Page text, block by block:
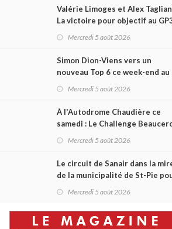
Valérie Limoges et Alex
La victoire pour objectif au
dans trois séries différentes
Mercredi 5 août 2026
Simon Dion-Viens vers un
nouveau Top 6 ce week-end au
GP3R, en série NASCAR Canada
Mercredi 5 août 2026
À l'Autodrome Chaudière ce
samedi : Le Challenge
200 pourrait bouleverser le
Mercredi 5 août 2026
Le circuit de Sanair dans la
de la municipalité de St-Pie
être rayé de la carte !
Mercredi 5 août 2026